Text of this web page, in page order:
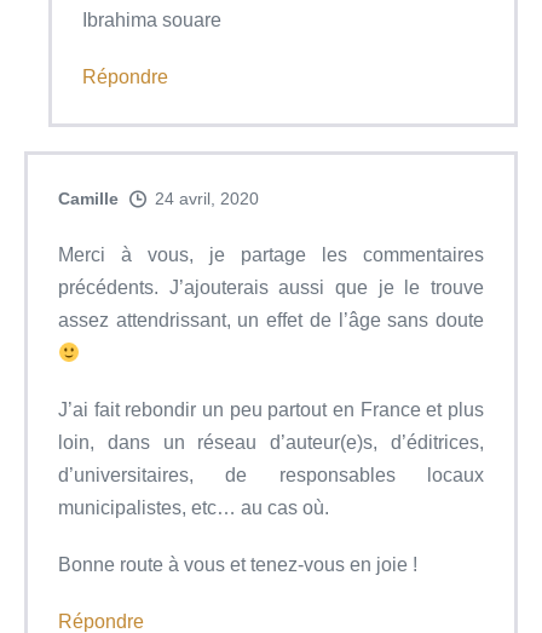
Ibrahima souare
Répondre
Camille 24 avril, 2020
Merci à vous, je partage les commentaires
précédents. J’ajouterais aussi que je le trouve
assez attendrissant, un effet de l’âge sans doute
J’ai fait rebondir un peu partout en France et plus
loin, dans un réseau d’auteur(e)s, d’éditrices,
d’universitaires, de responsables locaux
municipalistes, etc… au cas où.
Bonne route à vous et tenez-vous en joie !
Répondre